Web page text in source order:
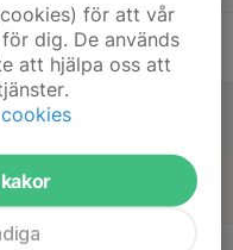
för att vår
dig. De används
att hjälpa oss att